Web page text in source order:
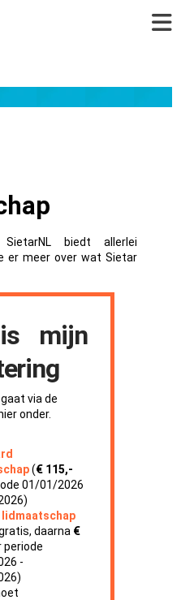
SietarNL biedt allerlei
er meer over wat Sietar
mijn
via de
onder.
(€ 115,-
01/01/2026
daarna €
periode
-